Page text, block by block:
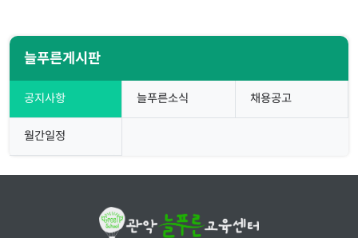
늘푸른게시판
공지사항 늘푸른소식 채용공고
월간일정